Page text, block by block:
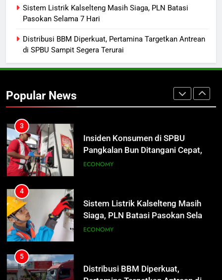
Sistem Listrik Kalselteng Masih Siaga, PLN Batasi
Pasokan Selama 7 Hari
Distribusi BBM Diperkuat, Pertamina Targetkan Antrean
di SPBU Sampit Segera Terurai
Popular News
Turnamen Gubernur Cup Road to
Pangdam XXII/TB Cup 2026 Jadi
SPORTS
Warga Geger, Seorang IRT Nekat
Naik Tower TVRI Hendak Akhiri
3
Insiden Konsumen di SPBU
Pangkalan Bun Ditangani Cepat,
Pertamina Pastikan Pelayanan
ECONOMY
4
Sistem Listrik Kalselteng Masih
Siaga, PLN Batasi Pasokan Selama
7 Hari
ECONOMY
5
Distribusi BBM Diperkuat,